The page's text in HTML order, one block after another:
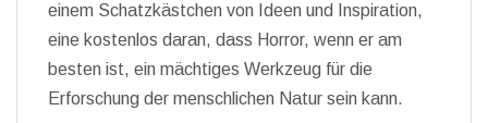
einem Schatzkästchen von Ideen und Inspiration,
eine kostenlos daran, dass Horror, wenn er am
besten ist, ein mächtiges Werkzeug für die
Erforschung der menschlichen Natur sein kann.